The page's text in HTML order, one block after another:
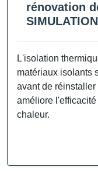
rénovation
L'isolation
matériaux isolants
avant de
améliore
chaleur.